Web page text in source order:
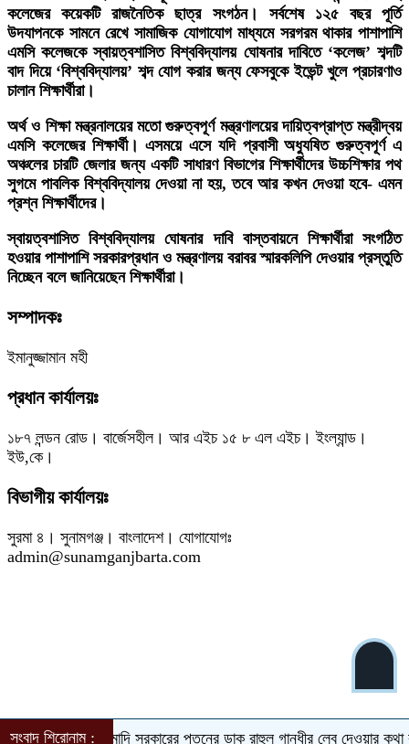
সংবাদ শিরোনাম :মোদি সরকারের পতনের ডাক রাহুল গান্ধীরলেবু দেওয়ার কথা বলে
কলেজের কয়েকটি রাজনৈতিক ছাত্র সংগঠন। সর্বশেষ ১২৫ বছর পূর্তি
উদযাপনকে সামনে রেখে সামাজিক যোগাযোগ মাধ্যমে সরগরম থাকার পাশাপাশি
এমসি কলেজকে স্বায়ত্বশাসিত বিশ্ববিদ্যালয় ঘোষনার দাবিতে ‘কলেজ’ শব্দটি
বাদ দিয়ে ‘বিশ্ববিদ্যালয়’ শব্দ যোগ করার জন্য ফেসবুকে ইভেন্ট খুলে প্রচারণাও
চালান শিক্ষার্থীরা।
অর্থ ও শিক্ষা মন্ত্রনালয়ের মতো গুরুত্বপূর্ণ মন্ত্রণালয়ের দায়িত্বপ্রাপ্ত মন্ত্রীদ্বয়
এমসি কলেজের শিক্ষার্থী। এসময়ে এসে যদি প্রবাসী অধ্যুষিত গুরুত্বপূর্ণ এ
অঞ্চলের চারটি জেলার জন্য একটি সাধারণ বিভাগের শিক্ষার্থীদের উচ্চশিক্ষার পথ
সুগমে পাবলিক বিশ্ববিদ্যালয় দেওয়া না হয়, তবে আর কখন দেওয়া হবে- এমন
প্রশ্ন শিক্ষার্থীদের।
স্বায়ত্বশাসিত বিশ্ববিদ্যালয় ঘোষনার দাবি বাস্তবায়নে শিক্ষার্থীরা সংগঠিত
হওয়ার পাশাপাশি সরকারপ্রধান ও মন্ত্রণালয় বরাবর স্মারকলিপি দেওয়ার প্রস্তুতি
নিচ্ছেন বলে জানিয়েছেন শিক্ষার্থীরা।
সম্পাদকঃ
ইমানুজ্জামান মহী
প্রধান কার্যালয়ঃ
১৮৭ লন্ডন রোড। বার্জেসহীল। আর এইচ ১৫ ৮ এল এইচ। ইংল্যান্ড।
ইউ,কে।
বিভাগীয় কার্যালয়ঃ
সুরমা ৪। সুনামগঞ্জ। বাংলাদেশ। যোগাযোগঃ
admin@sunamganjbarta.com